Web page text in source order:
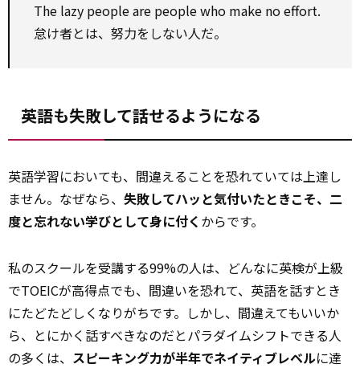
The lazy people are people who make no effort.
怠け者とは、努力をしない人だ。
英語も失敗して話せるようになる
英語学習においても、間違えることを恐れていては上達し
ません。なぜなら、 失敗してハッと気付いたときこそ、二
度と忘れない学びとして身に付く からです。
私のスクールを受講する99%の人は、どんなに英検が上級
でTOEICが高得点でも、間違いを恐れて、英語を話すとき
にたどたどしくなりがちです。しかし、間違えてもいいか
ら、とにかく話すべきなのだとパラダイムシフトできる人
の多くは、 スピーキング力が半年でネイティブレベルに達